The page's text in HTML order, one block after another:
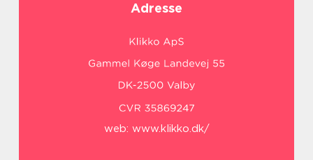
Adresse
web: www.klikko.dk/